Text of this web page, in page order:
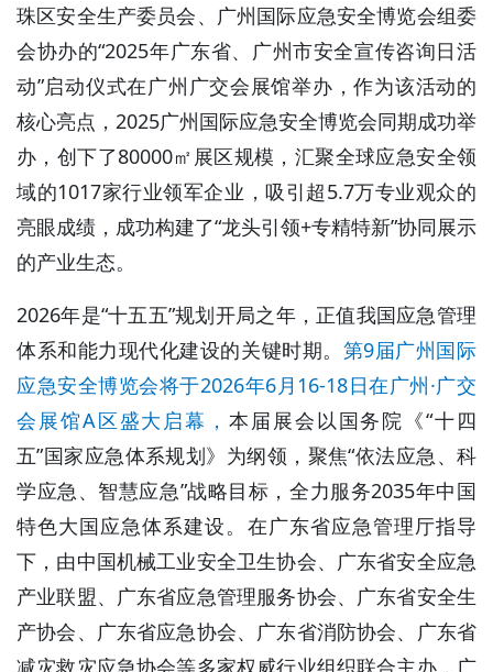
珠区安全生产委员会、广州国际应急安全博览会组委
会协办的“2025年广东省、广州市安全宣传咨询日活
动”启动仪式在广州广交会展馆举办，作为该活动的
核心亮点，2025广州国际应急安全博览会同期成功举
办，创下了80000㎡展区规模，汇聚全球应急安全领
域的1017家行业领军企业，吸引超5.7万专业观众的
亮眼成绩，成功构建了“龙头引领+专精特新”协同展示
的产业生态。
2026年是“十五五”规划开局之年，正值我国应急管理
体系和能力现代化建设的关键时期。 第9届广州国际
应急安全博览会将于2026年6月16-18日在广州·广交
会展馆A区盛大启幕，本届展会以国务院《“十四
五”国家应急体系规划》为纲领，聚焦“依法应急、科
学应急、智慧应急”战略目标，全力服务2035年中国
特色大国应急体系建设。在广东省应急管理厅指导
下，由中国机械工业安全卫生协会、广东省安全应急
产业联盟、广东省应急管理服务协会、广东省安全生
产协会、广东省应急协会、广东省消防协会、广东省
减灾救灾应急协会等多家权威行业组织联合主办，广